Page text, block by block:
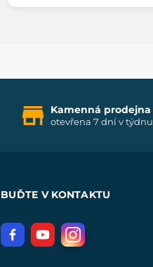
Kamenná prodejna
otevřena 7 dní v týdnu
BUĎTE V KONTAKTU